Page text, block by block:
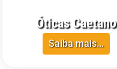
Óticas Caetano
Saiba mais...